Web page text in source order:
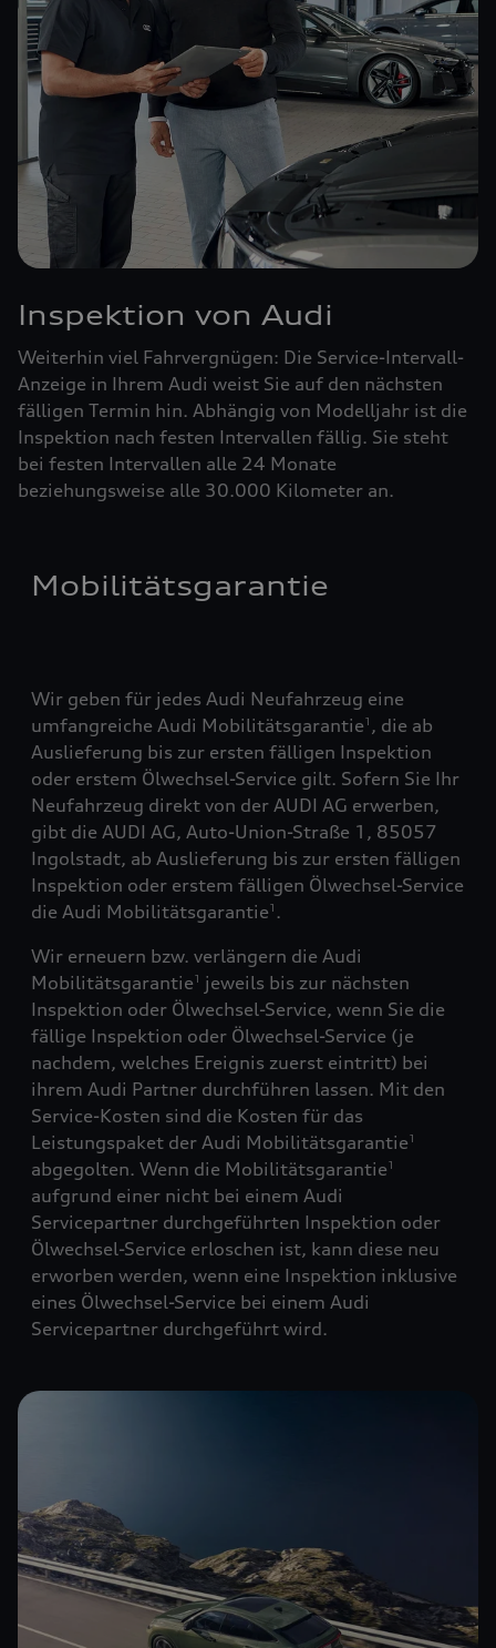
Inspektion von Audi
Weiterhin viel Fahrvergnügen: Die Service-Intervall-
Anzeige in Ihrem Audi weist Sie auf den nächsten
fälligen Termin hin. Abhängig von Modelljahr ist die
Inspektion nach festen Intervallen fällig. Sie steht
bei festen Intervallen alle 24 Monate
beziehungsweise alle 30.000 Kilometer an.
Mobilitätsgarantie
Wir geben für jedes Audi Neufahrzeug eine
umfangreiche Audi Mobilitätsgarantie1 , die ab
Auslieferung bis zur ersten fälligen Inspektion
oder erstem Ölwechsel-Service gilt. Sofern Sie Ihr
Neufahrzeug direkt von der AUDI AG erwerben,
gibt die AUDI AG, Auto-Union-Straße 1, 85057
Ingolstadt, ab Auslieferung bis zur ersten fälligen
Inspektion oder erstem fälligen Ölwechsel-Service
die Audi Mobilitätsgarantie1 .
Wir erneuern bzw. verlängern die Audi
Mobilitätsgarantie1
jeweils bis zur nächsten
Inspektion oder Ölwechsel-Service, wenn Sie die
fällige Inspektion oder Ölwechsel-Service (je
nachdem, welches Ereignis zuerst eintritt) bei
ihrem Audi Partner durchführen lassen. Mit den
Service-Kosten sind die Kosten für das
Leistungspaket der Audi Mobilitätsgarantie1
abgegolten. Wenn die Mobilitätsgarantie1
aufgrund einer nicht bei einem Audi
Servicepartner durchgeführten Inspektion oder
Ölwechsel-Service erloschen ist, kann diese neu
erworben werden, wenn eine Inspektion inklusive
eines Ölwechsel-Service bei einem Audi
Servicepartner durchgeführt wird.